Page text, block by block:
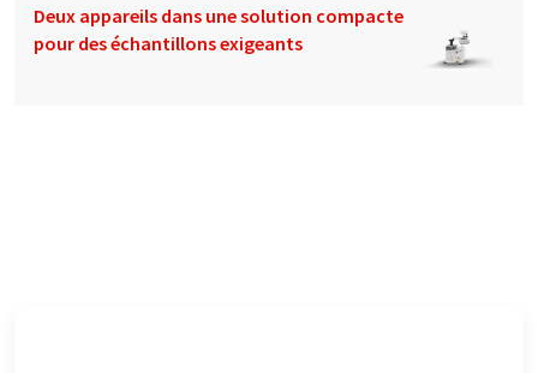
Deux appareils dans une solution compacte
pour des échantillons exigeants